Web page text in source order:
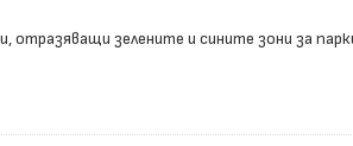
зелените и сините зони за